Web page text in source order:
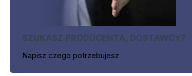
SZUKASZ PRODUCENTA, DOSTAWCY?
Napisz czego potrzebujesz